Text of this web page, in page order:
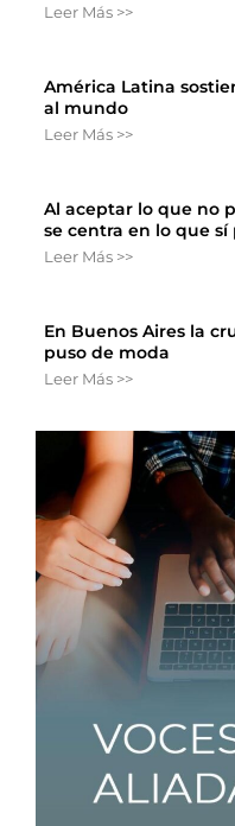
Leer Más >>
América Latina
al mundo
Leer Más >>
Al aceptar lo que no
se centra en lo que sí
Leer Más >>
En Buenos Aires la
puso de moda
Leer Más >>